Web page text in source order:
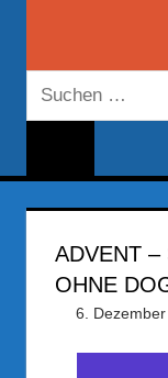
Suchen
nach:
ADVENT –
OHNE
6.